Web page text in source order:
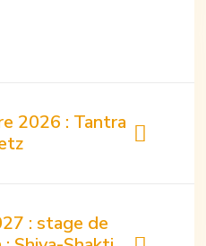
2026 : Tantra
: stage de